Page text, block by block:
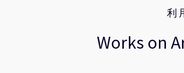
利
Works on